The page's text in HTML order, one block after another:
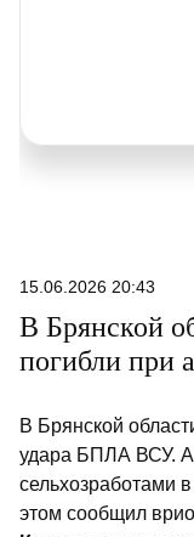
15.06.2026 20:43
В Брянской
погибли при
В Брянской
удара БПЛА ВСУ.
сельхозработами
этом сообщил